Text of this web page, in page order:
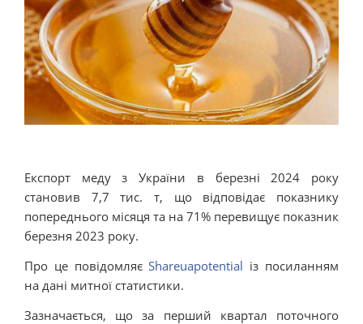
Експорт меду з України в березні 2024 року
становив 7,7 тис. т, що відповідає показнику
попереднього місяця та на 71% перевищує показник
березня 2023 року.
Про це повідомляєShareuapotential із посиланням
на дані митної статистики.
Зазначається, що за перший квартал поточного